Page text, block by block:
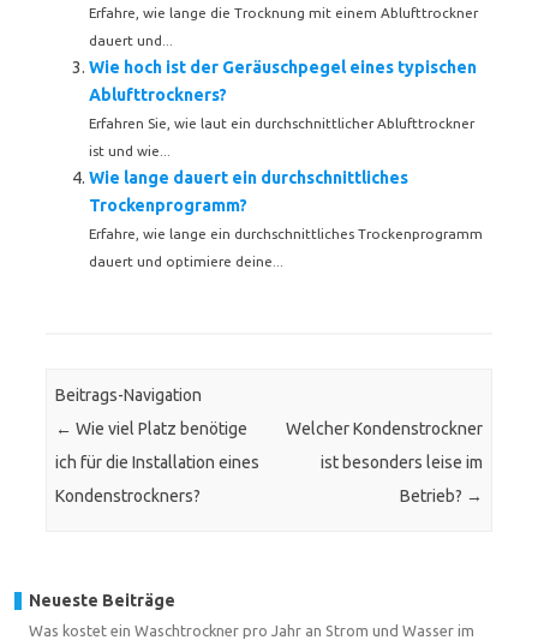
Erfahre, wie lange die Trocknung mit einem Ablufttrockner
dauert und...
Wie hoch ist der Geräuschpegel eines typischen
Ablufttrockners?
Erfahren Sie, wie laut ein durchschnittlicher Ablufttrockner
ist und wie...
Wie lange dauert ein durchschnittliches
Trockenprogramm?
Erfahre, wie lange ein durchschnittliches Trockenprogramm
dauert und optimiere deine...
Beitrags-Navigation
← Wie viel Platz benötige
ich für die Installation eines
Kondenstrockners?
Welcher Kondenstrockner
ist besonders leise im
Betrieb? →
Neueste Beiträge
Was kostet ein Waschtrockner pro Jahr an Strom und Wasser im